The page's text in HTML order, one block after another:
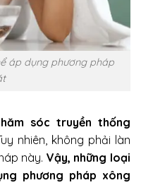
áp dụng phương pháp
sóc truyền thống
nhiên, không phải làn
này. Vậy, những loại
phương pháp xông